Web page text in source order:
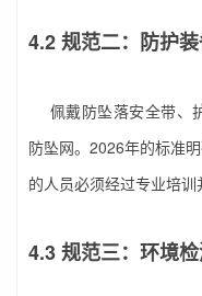
4.2 规范二：防护
佩戴防坠落安全带、
防坠网。2026年的标准
的人员必须经过专业培训
4.3 规范三：环境